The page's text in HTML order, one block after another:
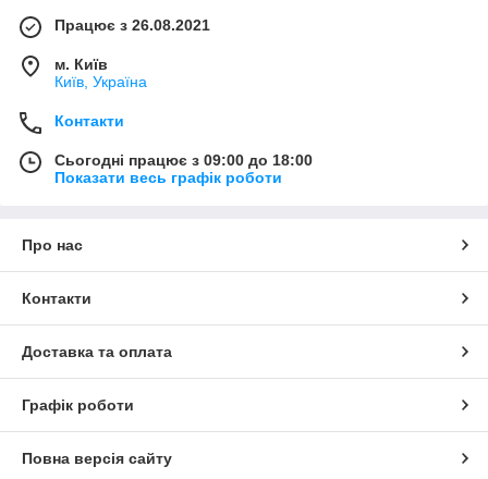
Працює з 26.08.2021
м. Київ
Київ, Україна
Контакти
Сьогодні працює з 09:00 до 18:00
Показати весь графік роботи
Про нас
Контакти
Доставка та оплата
Графік роботи
Повна версія сайту